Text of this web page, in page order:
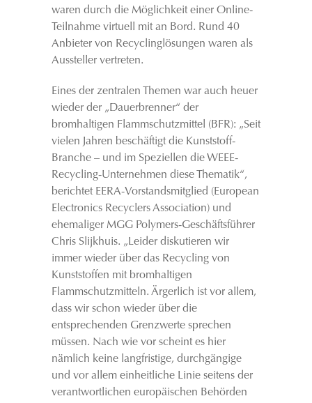
waren durch die Möglichkeit einer Online-
Teilnahme virtuell mit an Bord. Rund 40
Anbieter von Recyclinglösungen waren als
Aussteller vertreten.
Eines der zentralen Themen war auch heuer
wieder der „Dauerbrenner“ der
bromhaltigen Flammschutzmittel (BFR): „Seit
vielen Jahren beschäftigt die Kunststoff-
Branche – und im Speziellen die WEEE-
Recycling-Unternehmen diese Thematik“,
berichtet EERA-Vorstandsmitglied (European
Electronics Recyclers Association) und
ehemaliger MGG Polymers-Geschäftsführer
Chris Slijkhuis. „Leider diskutieren wir
immer wieder über das Recycling von
Kunststoffen mit bromhaltigen
Flammschutzmitteln. Ärgerlich ist vor allem,
dass wir schon wieder über die
entsprechenden Grenzwerte sprechen
müssen. Nach wie vor scheint es hier
nämlich keine langfristige, durchgängige
und vor allem einheitliche Linie seitens der
verantwortlichen europäischen Behörden